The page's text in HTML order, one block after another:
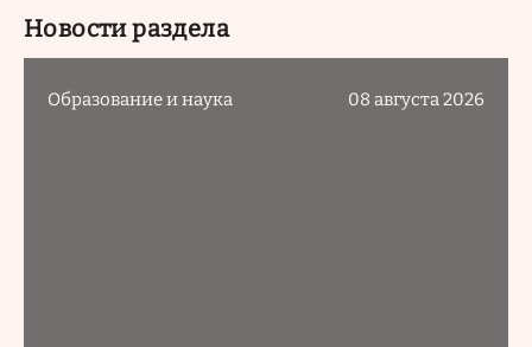
Новости раздела
Образование и наука 08 августа 2026